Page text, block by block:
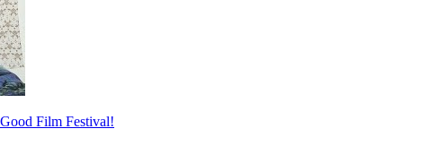
Film Festival!